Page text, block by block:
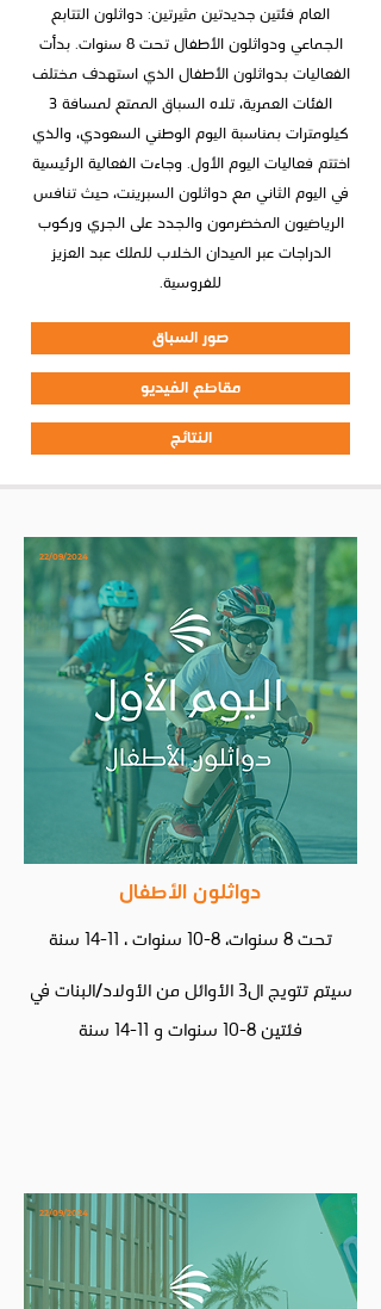
العام فئتين جديدتين مثيرتين: دواثلون التتابع
الجماعي ودواثلون الأطفال تحت 8 سنوات. بدأت
الفعاليات بدواثلون الأطفال الذي استهدف مختلف
الفئات العمرية، تلاه السباق الممتع لمسافة 3
كيلومترات بمناسبة اليوم الوطني السعودي، والذي
اختتم فعاليات اليوم الأول. وجاءت الفعالية الرئيسية
في اليوم الثاني مع دواثلون السبرينت، حيث تنافس
الرياضيون المخضرمون والجدد على الجري وركوب
الدراجات عبر الميدان الخلاب للملك عبد العزيز
للفروسية.
صور السباق
مقاطع الفيديو
النتائج
22/09/2024
دواثلون الأطفال
تحت 8 سنوات، 8-10 سنوات ، 11-14 سنة
سيتم تتويج ال3 الأوائل من الأولاد/البنات في
فئتين 8-10 سنوات و 11-14 سنة
22/09/2024